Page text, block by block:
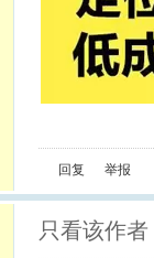
回复 举报
只看该作者